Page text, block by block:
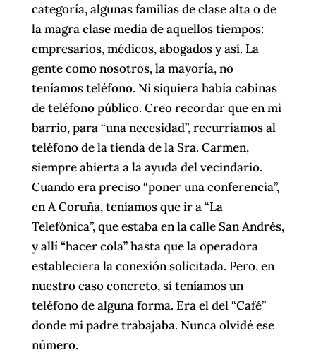
categoría, algunas familias de clase alta o de
la magra clase media de aquellos tiempos:
empresarios, médicos, abogados y así. La
gente como nosotros, la mayoría, no
teníamos teléfono. Ni siquiera había cabinas
de teléfono público. Creo recordar que en mi
barrio, para “una necesidad”, recurríamos al
teléfono de la tienda de la Sra. Carmen,
siempre abierta a la ayuda del vecindario.
Cuando era preciso “poner una conferencia”,
en A Coruña, teníamos que ir a “La
Telefónica”, que estaba en la calle San Andrés,
y allí “hacer cola” hasta que la operadora
estableciera la conexión solicitada. Pero, en
nuestro caso concreto, sí teníamos un
teléfono de alguna forma. Era el del “Café”
donde mi padre trabajaba. Nunca olvidé ese
número.